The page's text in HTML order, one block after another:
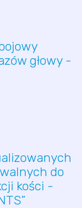
głowy -
do
kości -